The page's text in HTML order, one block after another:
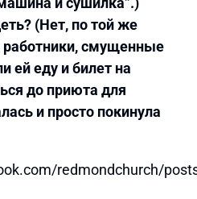
(Нет, по той же
смущенные
ей еду и билет на
до приюта для
и просто покинула
redmondchurch/